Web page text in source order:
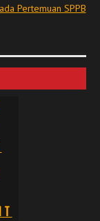
Pertemuan SPPB